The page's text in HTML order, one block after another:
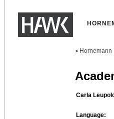
> Hornemann
Carla
Language: